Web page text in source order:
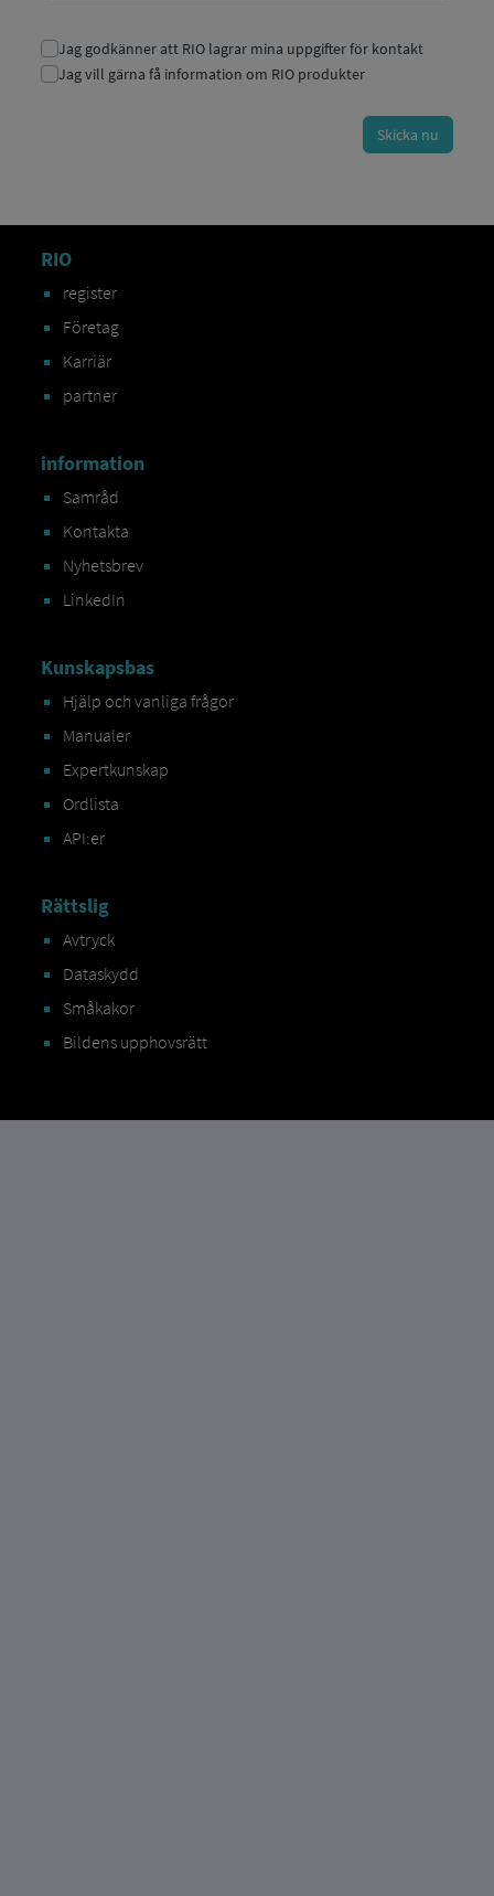
RIO
register
Företag
Karriär
partner
information
Samråd
Kontakta
Nyhetsbrev
LinkedIn
Kunskapsbas
Hjälp och vanliga frågor
Manualer
Expertkunskap
Ordlista
API:er
Rättslig
Avtryck
Dataskydd
Småkakor
Bildens upphovsrätt